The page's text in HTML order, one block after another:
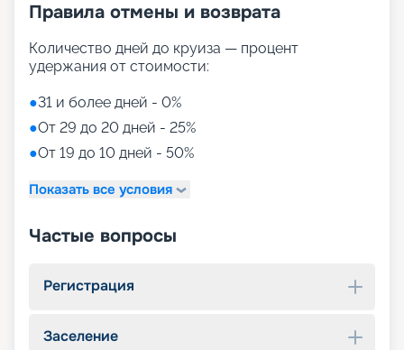
Правила отмены и возврата
Количество дней до круиза — процент
удержания от стоимости:
●31 и более дней - 0%
●От 29 до 20 дней - 25%
●От 19 до 10 дней - 50%
Показать все условия
Частые вопросы
Регистрация
Заселение